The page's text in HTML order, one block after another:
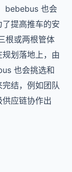
bebebus 也会
提高推车的安
根或两根管体
划落地上，由
也会挑选和
结，例如团队
应链协作出